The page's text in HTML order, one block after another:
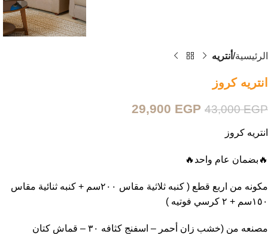
الرئيسية أنتريه
انتريه كروز
43,000EGP
29,900 EGP
انتريه كروز
🔥بضمان عام واحد🔥
مكونه من اربع قطع ( كنبه ثلاثية مقاس ٢٠٠سم + كنبه ثنائية مقاس
١٥٠سم + ٢ كرسي فوتيه )
مصنعه من (خشب زان أحمر – اسفنج كثافه ٣٠ – قماش كتان